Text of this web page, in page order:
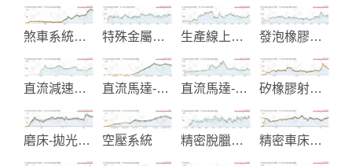
煞車系統零配件 特殊金屬鈦鋯鉭工業設備製造 生產線上用之組裝工具 發泡橡膠製品
直流減速馬達 直流馬達-伺服馬達 直流馬達-行星齒減速箱 矽橡膠射出成型
磨床-拋光-拉床自動化加工設備 空壓系統 精密脫臘鑄造製造 精密車床機器